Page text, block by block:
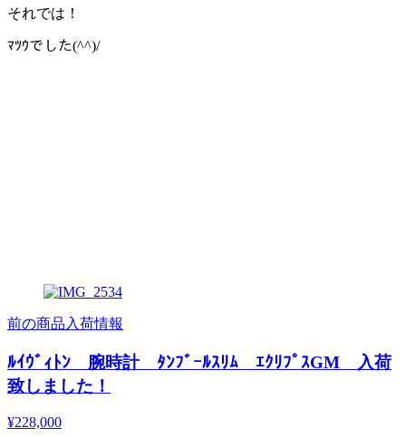
それでは！
ﾏﾂｳでした(^^)/
前の商品入荷情報
ﾙｲｳﾞｨﾄﾝ 腕時計 ﾀﾝﾌﾞｰﾙｽﾘﾑ ｴｸﾘﾌﾟｽGM 入荷
致しました！
¥228,000